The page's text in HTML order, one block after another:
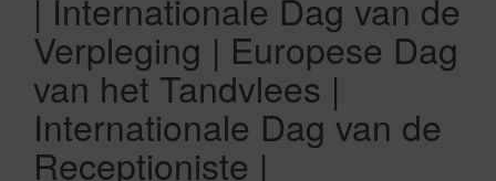
Verpleging | Europese Dag
van het Tandvlees |
Internationale Dag van de
Receptioniste |